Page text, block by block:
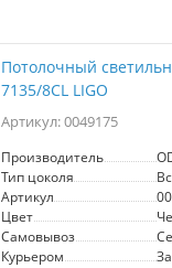
Потолочный
7135/8CL LIGO
Артикул: 0049175
Производитель
Тип цоколя
Артикул
Цвет
Самовывоз
Курьером